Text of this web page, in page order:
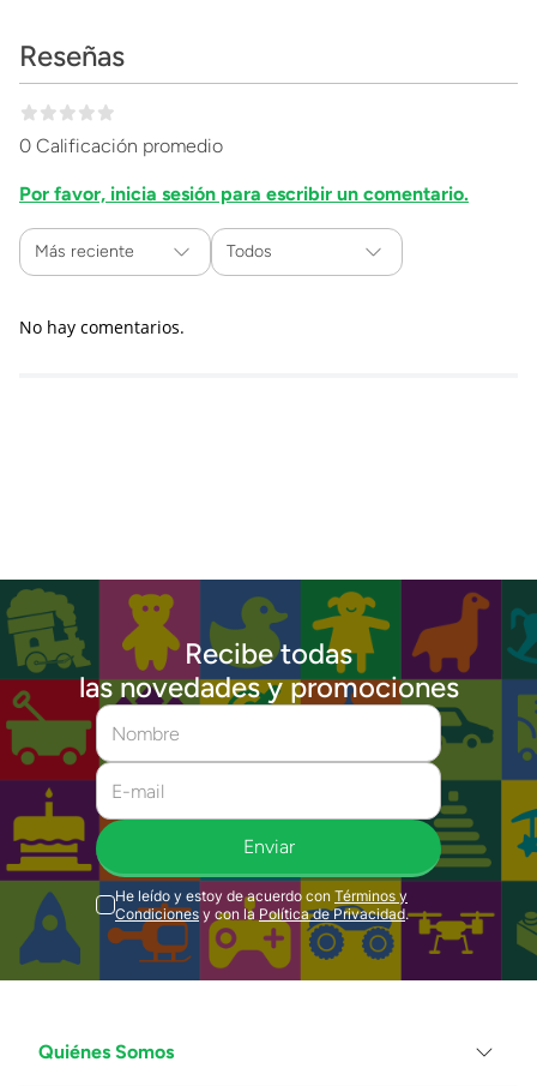
Reseñas
0 Calificación promedio
Por favor, inicia sesión para escribir un comentario.
Más reciente Todos
No hay comentarios.
Recibe todas
las novedades y promociones
Enviar
He leído y estoy de acuerdo con Términos y
Condiciones y con la Política de Privacidad.
Quiénes Somos